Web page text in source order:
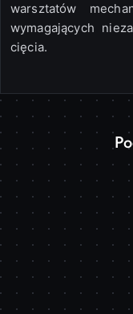
warsztatów
wymagających
cięcia.
Pomiń karuzelę